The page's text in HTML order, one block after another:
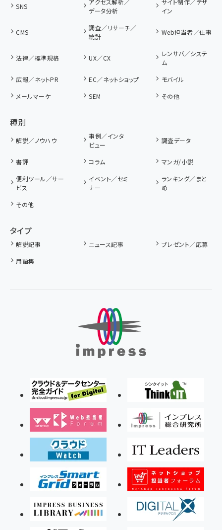
SNS
アクセス解析／
データ分析
サイト制作／デザ
イン
CMS
調査／リサーチ／
統計
Web担当者／仕事
法律／標準規格 UX／CX
レンサバ／システ
ム
広報／ネットPR
EC／ネットショップ
モバイル
メールマーケ
SEM その他
種別
解説／ノウハウ
事例／インタ
ビュー
調査データ
書評 コラム
マンガ/小説
便利ツール／サー
ビス
イベント／セミ
ナー
ランキング／まと
め
その他
タイプ
解説記事 ニュース記事
プレゼント／応募
用語集